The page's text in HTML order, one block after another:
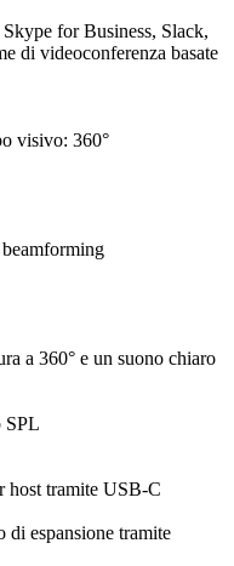
for Business, Slack,
di videoconferenza basate
visivo: 360°
a 360° e un suono chiaro
SPL
host tramite USB-C
di espansione tramite